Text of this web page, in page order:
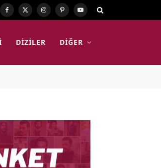
Facebook
X
Instagram
PinterestYouTube
DIZILER DIĞER